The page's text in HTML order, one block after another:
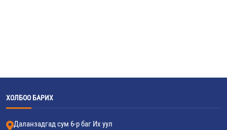
ХОЛБОО БАРИХ
Даланзадгад сум 6-р баг Их уул